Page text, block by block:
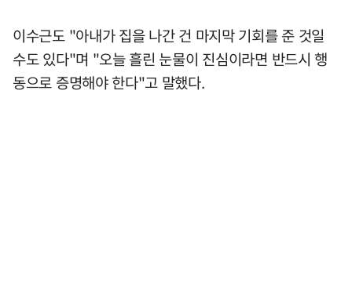
이수근도 "아내가 집을 나간 건 마지막 기회를 준 것일
수도 있다"며 "오늘 흘린 눈물이 진심이라면 반드시 행
동으로 증명해야 한다"고 말했다.